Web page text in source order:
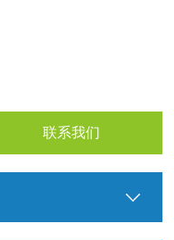
电机驱动，也可根据用户
别适用于复杂零件或对精
联系我们